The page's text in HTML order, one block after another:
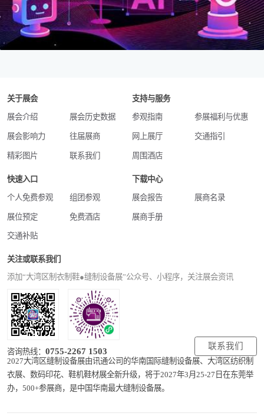
关于展会
展会介绍 展会历史数据
展会影响力 往届展商
精彩图片 联系我们
支持与服务
参观指南 参展福利与优惠
网上展厅 交通指引
周围酒店
快速入口
个人免费参观 组团参观
展位预定 免费酒店
交通补贴
下载中心
展会报告 展商名录
展商手册
关注或联系我们
添加“大湾区制衣制鞋●缝制设备展”公众号、小程序，关注展会资讯
咨询热线：0755-2267 1503
联系我们
2027大湾区缝制设备展由讯通公司的华南国际缝制设备展、大湾区纺织制
衣展、数码印花、鞋机鞋材展全新升级，将于2027年3月25-27日在东莞举
办，500+参展商，是中国华南最大缝制设备展。